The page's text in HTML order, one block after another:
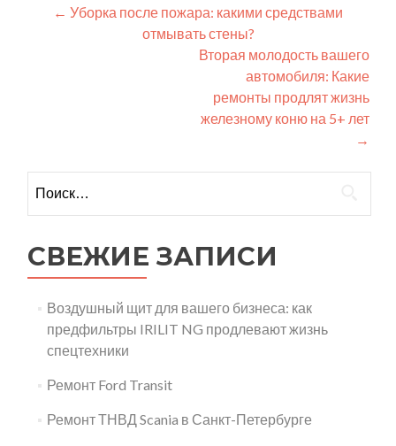
Навигация
← Уборка после пожара: какими средствами
отмывать стены?
Вторая молодость вашего
автомобиля: Какие
ремонты продлят жизнь
железному коню на 5+ лет
→
СВЕЖИЕ ЗАПИСИ
Воздушный щит для вашего бизнеса: как
предфильтры IRILIT NG продлевают жизнь
спецтехники
Ремонт Ford Transit
Ремонт ТНВД Scania в Санкт-Петербурге